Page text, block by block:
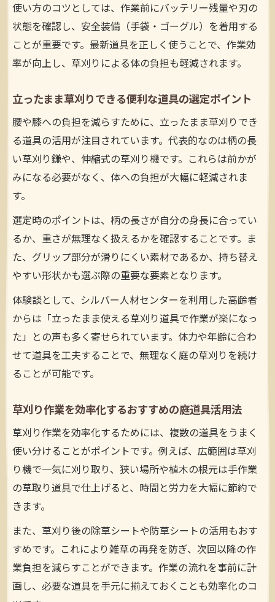
使い方のコツとしては、作業前にバッテリー残量や刃の
状態を確認し、安全装備（手袋・ゴーグル）を着用する
ことが重要です。最新道具を正しく使うことで、作業効
率が向上し、草刈りによる体の負担も軽減されます。
立ったまま草刈りできる便利な道具の選定ポイント
腰や膝への負担を減らすために、立ったまま草刈りでき
る道具の活用が注目されています。代表的なのは柄の長
い草刈り鎌や、伸縮式の草刈り機です。これらは前かが
みになる必要がなく、体への負担が大幅に軽減されま
す。
選定時のポイントは、柄の長さが自分の身長に合ってい
るか、重さが無理なく扱えるかを確認することです。ま
た、グリップ部分が滑りにくい素材であるか、持ち替え
やすい形状かも選ぶ際の重要な要素となります。
体験談として、シルバー人材センターを利用した高齢者
からは「立ったまま使える草刈り道具で作業が楽になっ
た」との声も多く寄せられています。体力や年齢に合わ
せて道具を工夫することで、無理なく庭の草刈りを続け
ることが可能です。
草刈り作業を効率化するおすすめの庭道具活用法
草刈り作業を効率化するためには、複数の道具をうまく
使い分けることがポイントです。例えば、広範囲は草刈
り機で一気に刈り取り、狭い場所や植木の根元は手作業
の草取り道具で仕上げると、時間と労力を大幅に節約で
きます。
また、草刈り後の除草シートや防草シートの活用もおす
すめです。これにより雑草の再発を防ぎ、次回以降の作
業負担を減らすことができます。作業の流れを事前に計
画し、必要な道具を手元に揃えておくことも効率化のコ